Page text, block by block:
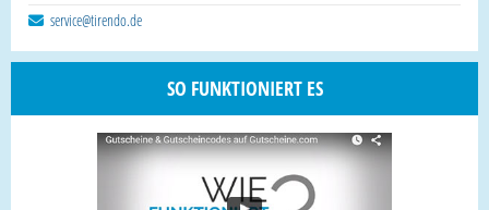
service@tirendo.de
SO FUNKTIONIERT ES